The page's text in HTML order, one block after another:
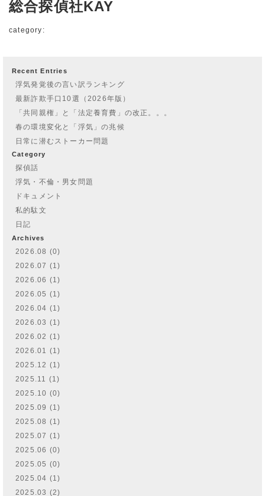
総合探偵社KAY
category:
Recent Entries
浮気発覚後の言い訳ランキング
最新詐欺手口10選（2026年版）
「共同親権」と「法定養育費」の改正。。。
春の環境変化と「浮気」の兆候
日常に潜むストーカー問題
Category
探偵話
浮気・不倫・男女問題
ドキュメント
私的駄文
日記
Archives
2026.08 (0)
2026.07 (1)
2026.06 (1)
2026.05 (1)
2026.04 (1)
2026.03 (1)
2026.02 (1)
2026.01 (1)
2025.12 (1)
2025.11 (1)
2025.10 (0)
2025.09 (1)
2025.08 (1)
2025.07 (1)
2025.06 (0)
2025.05 (0)
2025.04 (1)
2025.03 (2)